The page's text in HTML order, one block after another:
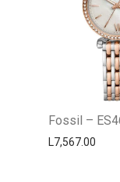
Fossil –
L7,567.00